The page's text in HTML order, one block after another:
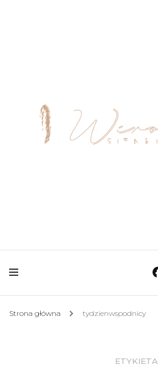
Strona główna tydzienwspodnicy
ETYKIETA